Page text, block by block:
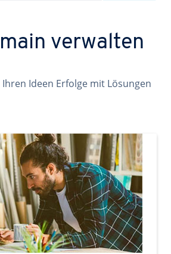
verwalten
Ihren Ideen Erfolge mit Lösungen